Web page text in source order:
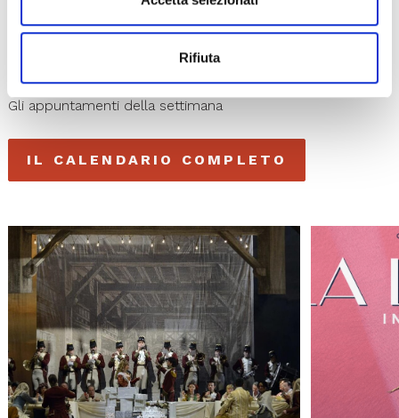
Rifiuta
I prossimi eventi
Gli appuntamenti della settimana
IL CALENDARIO COMPLETO